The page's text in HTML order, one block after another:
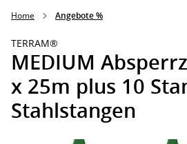
Home Angebote %
TERRAM®
MEDIUM
x 25m plus 10
Stahlstangen